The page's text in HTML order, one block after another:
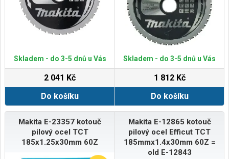
Skladem - do 3-5 dnů u Vás
2 041 Kč
Do košíku
Skladem - do 3-5 dnů u Vás
1 812 Kč
Do košíku
Makita E-23357 kotouč
pilový ocel TCT
185x1.25x30mm 60Z
Makita E-12865 kotouč
pilový ocel Efficut TCT
185mmx1.4x30mm 60Z =
old E-12843